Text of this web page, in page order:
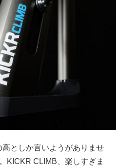
としか言いようがありませ
KICKR CLIMB、楽しすぎま